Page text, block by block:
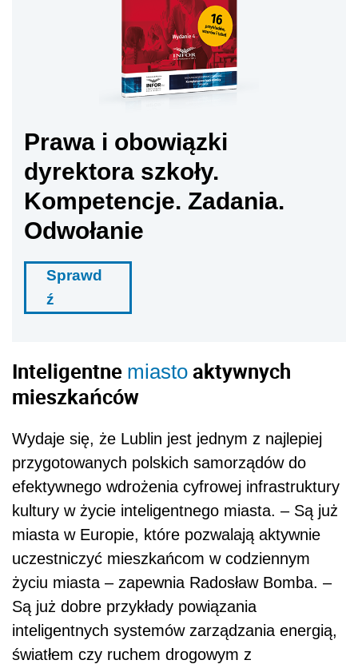
Prawa i obowiązki
dyrektora szkoły.
Kompetencje. Zadania.
Odwołanie
Sprawd
ź
Inteligentne miasto aktywnych
mieszkańców
Wydaje się, że Lublin jest jednym z najlepiej
przygotowanych polskich samorządów do
efektywnego wdrożenia cyfrowej infrastruktury
kultury w życie inteligentnego miasta. – Są już
miasta w Europie, które pozwalają aktywnie
uczestniczyć mieszkańcom w codziennym
życiu miasta – zapewnia Radosław Bomba. –
Są już dobre przykłady powiązania
inteligentnych systemów zarządzania energią,
światłem czy ruchem drogowym z